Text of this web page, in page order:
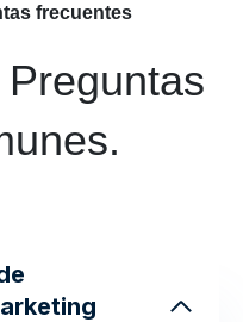
frecuentes